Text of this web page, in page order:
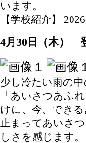
います。
【学校紹介】
4月30日（木）
少し冷たい雨の
「あいさつあふ
けに、今、でき
止まってあいさ
しさを感じます。